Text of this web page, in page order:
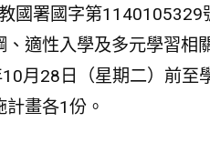
國署國字第1140105329
適性入學及多元學習相
月28日（星期二）前至
畫各1份。